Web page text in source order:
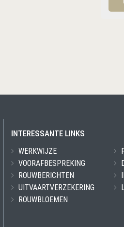
INTERESSANTE LINKS
WERKWIJZE
VOORAFBESPREKING
ROUWBERICHTEN
UITVAARTVERZEKERING
ROUWBLOEMEN